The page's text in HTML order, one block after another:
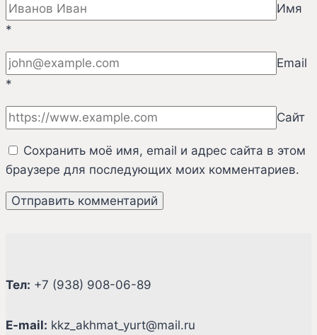
Имя
*
Email
*
Сайт
Сохранить моё имя, email и адрес сайта в этом
браузере для последующих моих комментариев.
Тел: +7 (938) 908-06-89
E-mail: kkz_akhmat_yurt@mail.ru